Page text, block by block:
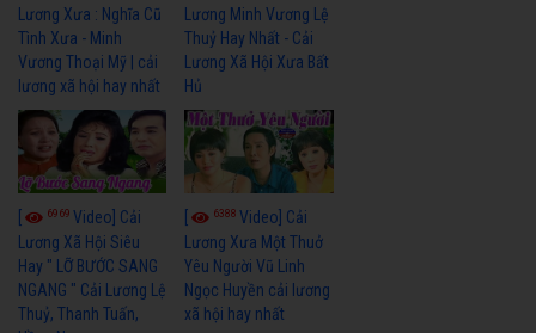
Lương Xưa : Nghĩa Cũ
Tình Xưa - Minh
Vương Thoại Mỹ | cải
lương xã hội hay nhất
Lương Minh Vương Lệ
Thuỷ Hay Nhất - Cải
Lương Xã Hội Xưa Bất
Hủ
6969 Video] Cải
Lương Xã Hội Siêu
Hay " LỠ BƯỚC SANG
NGANG " Cải Lương Lệ
Thuỷ, Thanh Tuấn,
6388Video] Cải
Lương Xưa Một Thuở
Yêu Người Vũ Linh
Ngọc Huyền cải lương
xã hội hay nhất